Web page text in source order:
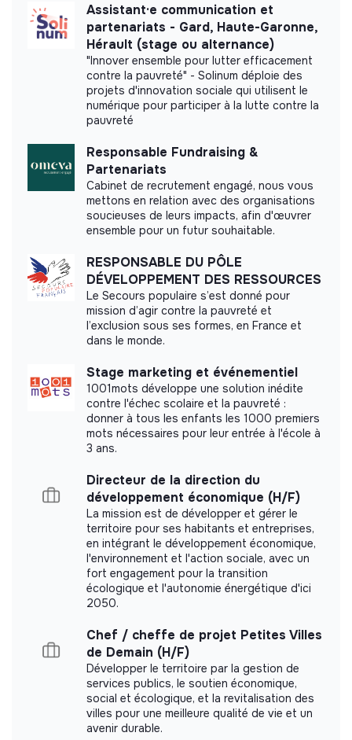
More information
Website
Nonprofit organization
Between 15 and 50
persons
Impact study
Has had a measurement of its social or
environmental impact carried out by a firm
external to the structure.
Labels and certifications
Appartient à la communauté Bleu
Blanc Zèbre
Documents
Did not yet add a transparency document.
Assistant·e communication et
partenariats - Gard, Haute-Garonne,
Hérault (stage ou alternance)
"Innover ensemble pour lutter efficacement
contre la pauvreté" - Solinum déploie des
projets d'innovation sociale qui utilisent le
numérique pour participer à la lutte contre la
pauvreté
Responsable Fundraising &
Partenariats
Cabinet de recrutement engagé, nous vous
mettons en relation avec des organisations
soucieuses de leurs impacts, afin d'œuvrer
ensemble pour un futur souhaitable.
RESPONSABLE DU PÔLE
DÉVELOPPEMENT DES RESSOURCES
Le Secours populaire s’est donné pour
mission d’agir contre la pauvreté et
l’exclusion sous ses formes, en France et
dans le monde.
Stage marketing et événementiel
1001mots développe une solution inédite
contre l'échec scolaire et la pauvreté :
donner à tous les enfants les 1000 premiers
mots nécessaires pour leur entrée à l'école à
3 ans.
Directeur de la direction du
développement économique (H/F)
La mission est de développer et gérer le
territoire pour ses habitants et entreprises,
en intégrant le développement économique,
l'environnement et l'action sociale, avec un
fort engagement pour la transition
écologique et l'autonomie énergétique d'ici
2050.
Chef / cheffe de projet Petites Villes
de Demain (H/F)
Développer le territoire par la gestion de
services publics, le soutien économique,
social et écologique, et la revitalisation des
villes pour une meilleure qualité de vie et un
avenir durable.